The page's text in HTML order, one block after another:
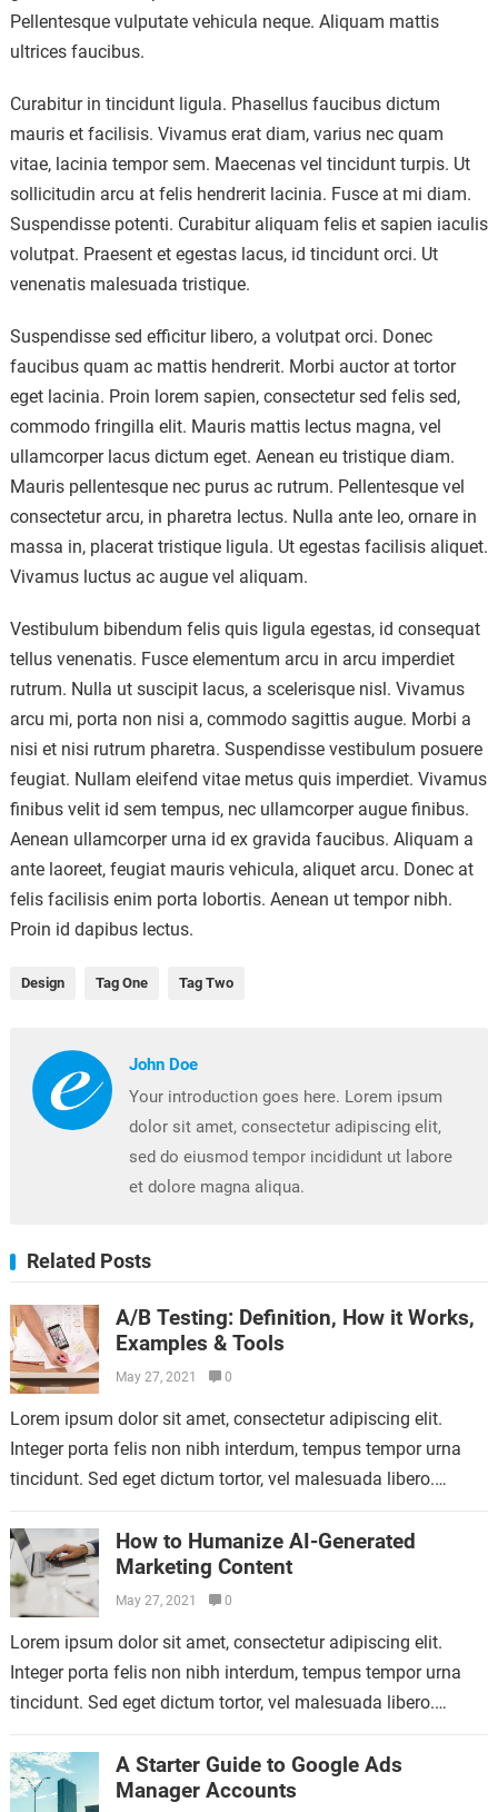
Pellentesque vulputate vehicula neque. Aliquam mattis
ultrices faucibus.
Curabitur in tincidunt ligula. Phasellus faucibus dictum
mauris et facilisis. Vivamus erat diam, varius nec quam
vitae, lacinia tempor sem. Maecenas vel tincidunt turpis. Ut
sollicitudin arcu at felis hendrerit lacinia. Fusce at mi diam.
Suspendisse potenti. Curabitur aliquam felis et sapien iaculis
volutpat. Praesent et egestas lacus, id tincidunt orci. Ut
venenatis malesuada tristique.
Suspendisse sed efficitur libero, a volutpat orci. Donec
faucibus quam ac mattis hendrerit. Morbi auctor at tortor
eget lacinia. Proin lorem sapien, consectetur sed felis sed,
commodo fringilla elit. Mauris mattis lectus magna, vel
ullamcorper lacus dictum eget. Aenean eu tristique diam.
Mauris pellentesque nec purus ac rutrum. Pellentesque vel
consectetur arcu, in pharetra lectus. Nulla ante leo, ornare in
massa in, placerat tristique ligula. Ut egestas facilisis aliquet.
Vivamus luctus ac augue vel aliquam.
Vestibulum bibendum felis quis ligula egestas, id consequat
tellus venenatis. Fusce elementum arcu in arcu imperdiet
rutrum. Nulla ut suscipit lacus, a scelerisque nisl. Vivamus
arcu mi, porta non nisi a, commodo sagittis augue. Morbi a
nisi et nisi rutrum pharetra. Suspendisse vestibulum posuere
feugiat. Nullam eleifend vitae metus quis imperdiet. Vivamus
finibus velit id sem tempus, nec ullamcorper augue finibus.
Aenean ullamcorper urna id ex gravida faucibus. Aliquam a
ante laoreet, feugiat mauris vehicula, aliquet arcu. Donec at
felis facilisis enim porta lobortis. Aenean ut tempor nibh.
Proin id dapibus lectus.
Design Tag One Tag Two
John Doe
Your introduction goes here. Lorem ipsum
dolor sit amet, consectetur adipiscing elit,
sed do eiusmod tempor incididunt ut labore
et dolore magna aliqua.
Related Posts
A/B Testing: Definition, How it Works,
Examples & Tools
May 27, 2021 0
Lorem ipsum dolor sit amet, consectetur adipiscing elit.
Integer porta felis non nibh interdum, tempus tempor urna
tincidunt. Sed eget dictum tortor, vel malesuada libero.
How to Humanize AI-Generated
Marketing Content
May 27, 2021 0
Lorem ipsum dolor sit amet, consectetur adipiscing elit.
Integer porta felis non nibh interdum, tempus tempor urna
tincidunt. Sed eget dictum tortor, vel malesuada libero.
A Starter Guide to Google Ads
Manager Accounts